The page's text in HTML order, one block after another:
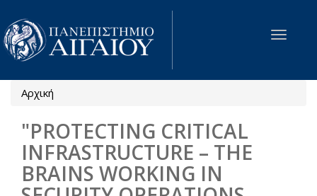
Παράκαμψη προς το κυρίως περιεχόμενο
Toggle
Είστε εδώ
Αρχική
"PROTECTING CRITICAL
INFRASTRUCTURE – THE
BRAINS WORKING IN